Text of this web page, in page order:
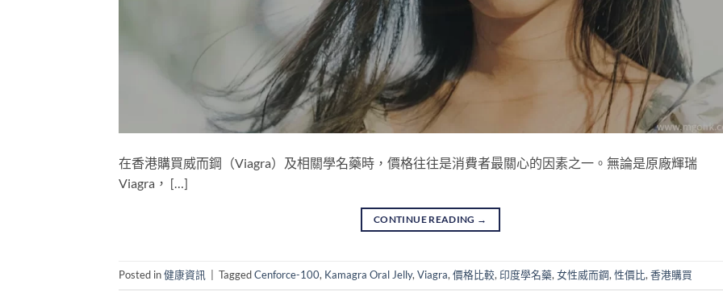
在香港購買威而鋼（Viagra）及相關學名藥時，價格往往是消費者最關心的因素之一。無論是原廠輝瑞
Viagra， […]
CONTINUE READING →
Posted in健康資訊 TaggedCenforce-100, Kamagra Oral Jelly, Viagra, 價格比較, 印度學名藥, 女性威而鋼, 性價比, 香港購買